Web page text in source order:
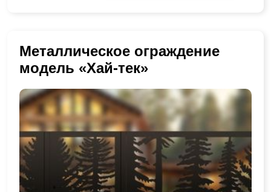
Металлическое ограждение
модель «Хай-тек»